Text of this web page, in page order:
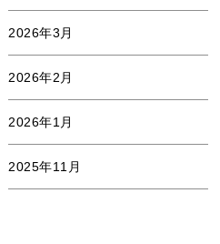
2026年3月
2026年2月
2026年1月
2025年11月